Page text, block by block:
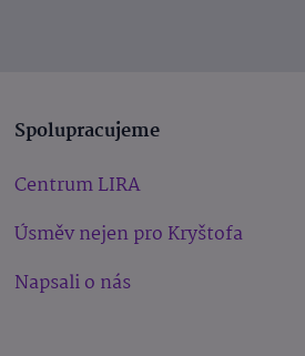
Spolupracujeme
Centrum LIRA
Úsměv nejen pro Kryštofa
Napsali o nás